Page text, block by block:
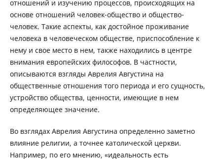
отношений и изучению процессов, происходящих на
основе отношений человек-общество и общество-
человек. Такие аспекты, как достойное проживание
человека в человеческом обществе, приспособление к
нему и свое место в нем, также находились в центре
внимания европейских философов. В частности,
описываются взгляды Аврелия Августина на
общественные отношения того периода и его сущность,
устройство общества, ценности, имеющие в нем
определяющее значение.
Во взглядах Аврелия Августина определенно заметно
влияние религии, а точнее католической церкви.
Например, по его мнению, «идеальность есть